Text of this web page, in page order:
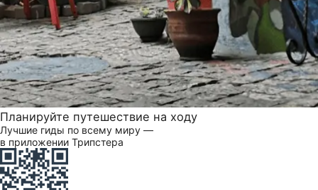
Планируйте путешествие на ходу
Лучшие гиды по всему миру —
в приложении Трипстера